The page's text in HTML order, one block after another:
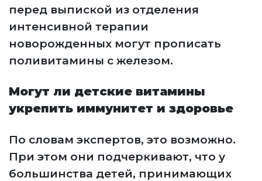
перед выпиской из отделения
интенсивной терапии
новорожденных могут прописать
поливитамины с железом.
Могут ли детские витамины
укрепить иммунитет и здоровье
По словам экспертов, это возможно.
При этом они подчеркивают, что у
большинства детей, принимающих